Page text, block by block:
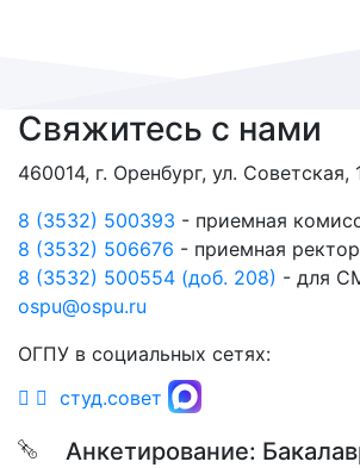
Свяжитесь с нами
460014, г. Оренбург, ул. Советская,
8 (3532) 500393 - приемная
8 (3532) 506676 - приемная
8 (3532) 500554 (доб. 208) - для
ospu@ospu.ru
ОГПУ в социальных сетях:
студ.совет
Анкетирование: